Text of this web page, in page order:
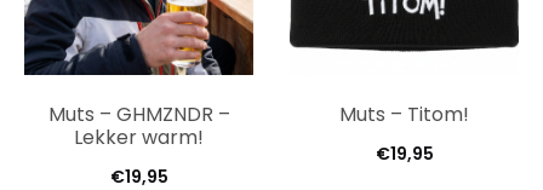
Muts – GHMZNDR –
Lekker warm!
€19,95
Muts – Titom!
€19,95